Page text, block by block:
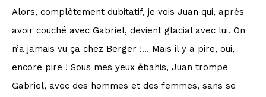
Alors, complètement dubitatif, je vois Juan qui, après
avoir couché avec Gabriel, devient glacial avec lui. On
n’a jamais vu ça chez Berger !… Mais il y a pire, oui,
encore pire ! Sous mes yeux ébahis, Juan trompe
Gabriel, avec des hommes et des femmes, sans se